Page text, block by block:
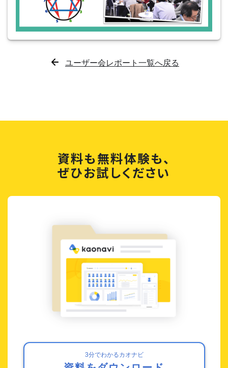
ユーザー会レポート一覧へ戻る
資料も無料体験も、
ぜひお試しください
3分でわかるカオナビ